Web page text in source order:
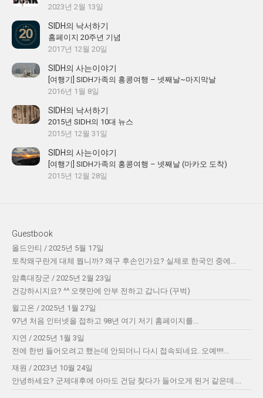
2023년 2월 13일
SIDH의 낙서하기
홈페이지 20주년 기념
2017년 12월 20일
SIDH의 사는이야기
[여행기] SIDH가족의 홍콩여행 – 넷째날~마지막날
2016년 1월 8일
SIDH의 낙서하기
2015년 SIDH의 10대 뉴스
2015년 12월 31일
SIDH의 사는이야기
[여행기] SIDH가족의 홍콩여행 – 넷째날 (마카오 도착)
2015년 12월 28일
Guestbook
올드안티 / 2025년 5월 17일
토착왜구란게 대체 뭡니까? 왜구 후손인가요? 실제로 한국인 중에...
암흑대장군 / 2025년 2월 23일
건강하시지요? ^^ 오랫만에 안부 전하고 갑니다 (꾸벅)
윌고온 / 2025년 1월 27일
97년 처음 인터넷을 접하고 98년 여기 저기 홈페이지를...
지연 / 2025년 1월 3일
전에 한번 들어오려고 했는데 안되더니 다시 접속되네요. 오예!!!!...
재원 / 2023년 10월 24일
안녕하세요? 군제대후에 아마도 건담 찾다가 들어오게 된거 같은데....